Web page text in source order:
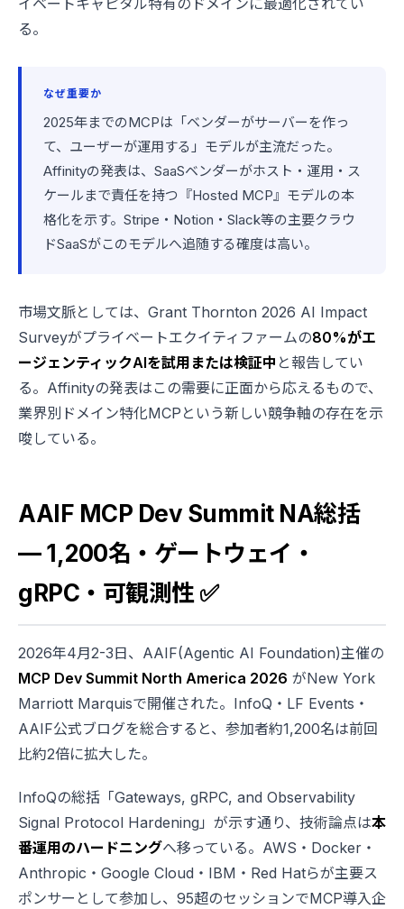
イベートキャピタル特有のドメインに最適化されてい
る。
なぜ重要か
2025年までのMCPは「ベンダーがサーバーを作っ
て、ユーザーが運用する」モデルが主流だった。
Affinityの発表は、SaaSベンダーがホスト・運用・ス
ケールまで責任を持つ『Hosted MCP』モデルの本
格化を示す。Stripe・Notion・Slack等の主要クラウ
ドSaaSがこのモデルへ追随する確度は高い。
市場文脈としては、Grant Thornton 2026 AI Impact
Surveyがプライベートエクイティファームの80%がエ
ージェンティックAIを試用または検証中 と報告してい
る。Affinityの発表はこの需要に正面から応えるもので、
業界別ドメイン特化MCPという新しい競争軸の存在を示
唆している。
AAIF MCP Dev Summit NA総括
— 1,200名・ゲートウェイ・
gRPC・可観測性 ✅
2026年4月2-3日、AAIF(Agentic AI Foundation)主催の
MCP Dev Summit North America 2026 がNew York
Marriott Marquisで開催された。InfoQ・LF Events・
AAIF公式ブログを総合すると、参加者約1,200名は前回
比約2倍に拡大した。
InfoQの総括「Gateways, gRPC, and Observability
Signal Protocol Hardening」が示す通り、技術論点は本
番運用のハードニングへ移っている。AWS・Docker・
Anthropic・Google Cloud・IBM・Red Hatらが主要ス
ポンサーとして参加し、95超のセッションでMCP導入企